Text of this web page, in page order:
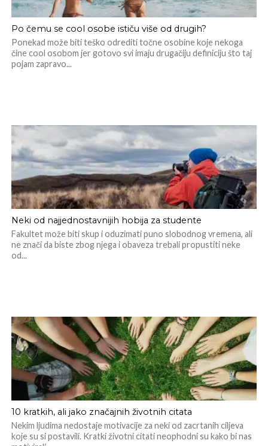
Po čemu se cool osobe ističu više od drugih?
Ponekad može biti teško odrediti točne osobine koje nekoga
čine cool osobom jer gotovo svi imaju drugačiju definiciju što taj
pojam zapravo...
Neki od najjednostavnijih hobija za studente
Fakultet može biti skup i oduzimati puno slobodnog vremena, ali
ne znači da biste zbog njega i obaveza trebali propustiti neke
od...
10 kratkih, ali jako značajnih životnih citata
Nekim ljudima nedostaje motivacije za neki od zacrtanih ciljeva
koje su si postavili. Kratki životni citati neophodni su kako bi nas